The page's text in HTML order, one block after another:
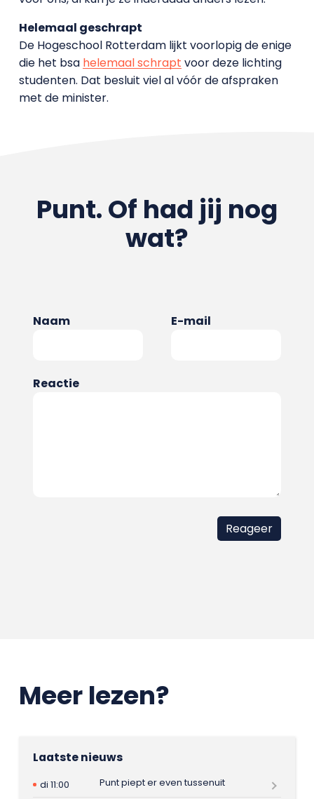
Helemaal geschrapt
De Hogeschool Rotterdam lijkt voorlopig de enige
die het bsa helemaal schrapt voor deze lichting
studenten. Dat besluit viel al vóór de afspraken
met de minister.
Punt. Of had jij nog
wat?
Naam E-mail
Reactie
Meer lezen?
Laatste nieuws
di 11:00
Punt piept er even tussenuit